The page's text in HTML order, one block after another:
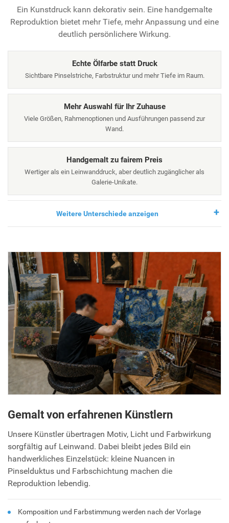
Ein Kunstdruck kann dekorativ sein. Eine handgemalte
Reproduktion bietet mehr Tiefe, mehr Anpassung und eine
deutlich persönlichere Wirkung.
Echte Ölfarbe statt Druck
Sichtbare Pinselstriche, Farbstruktur und mehr Tiefe im Raum.
Mehr Auswahl für Ihr Zuhause
Viele Größen, Rahmenoptionen und Ausführungen passend zur
Wand.
Handgemalt zu fairem Preis
Wertiger als ein Leinwanddruck, aber deutlich zugänglicher als
Galerie-Unikate.
Weitere Unterschiede anzeigen
Gemalt von erfahrenen Künstlern
Unsere Künstler übertragen Motiv, Licht und Farbwirkung
sorgfältig auf Leinwand. Dabei bleibt jedes Bild ein
handwerkliches Einzelstück: kleine Nuancen in
Pinselduktus und Farbschichtung machen die
Reproduktion lebendig.
Komposition und Farbstimmung werden nach der Vorlage